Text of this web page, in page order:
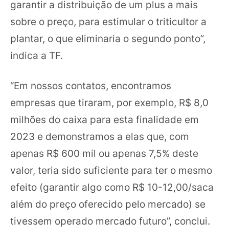
garantir a distribuição de um plus a mais
sobre o preço, para estimular o triticultor a
plantar, o que eliminaria o segundo ponto”,
indica a TF.
“Em nossos contatos, encontramos
empresas que tiraram, por exemplo, R$ 8,0
milhões do caixa para esta finalidade em
2023 e demonstramos a elas que, com
apenas R$ 600 mil ou apenas 7,5% deste
valor, teria sido suficiente para ter o mesmo
efeito (garantir algo como R$ 10-12,00/saca
além do preço oferecido pelo mercado) se
tivessem operado mercado futuro”, conclui.